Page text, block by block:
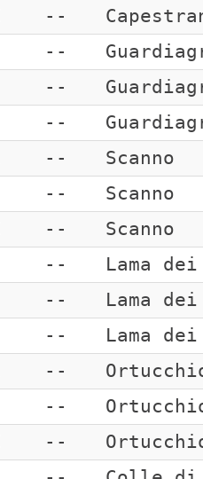
--
--
--
--
--
Scanno
--
Scanno
--
Scanno
--
Lama
--
Lama
--
Lama
--
--
--